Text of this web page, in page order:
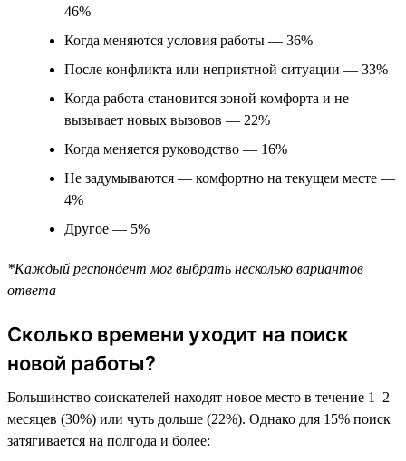
46%
Когда меняются условия работы — 36%
После конфликта или неприятной ситуации — 33%
Когда работа становится зоной комфорта и не
вызывает новых вызовов — 22%
Когда меняется руководство — 16%
Не задумываются — комфортно на текущем месте —
4%
Другое — 5%
*Каждый респондент мог выбрать несколько вариантов
ответа
Сколько времени уходит на поиск
новой работы?
Большинство соискателей находят новое место в течение 1–2
месяцев (30%) или чуть дольше (22%). Однако для 15% поиск
затягивается на полгода и более: